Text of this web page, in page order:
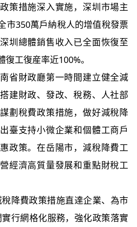
措施深入實施，深圳市場主
市350萬戶納稅人的增值稅發票
圳總體銷售收入已全面恢復至
復工復産率近100%。
財政廳第一時間建立健全減
建財政、發改、稅務、人社部
劃稅費政策措施，做好減稅降
臺支持小微企業和個體工商戶
政策。在岳陽市，減稅降費工
經濟高質量發展和重點財稅工
降費政策措施直達企業、為市
實行網格化服務，強化政策落實